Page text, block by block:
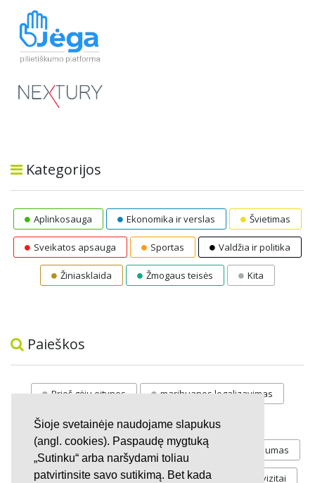
Šioje svetainėje naudojame slapukus
(angl. cookies). Paspaudę mygtuką
„Sutinku“ arba naršydami toliau
patvirtinsite savo sutikimą. Bet kada
Kategorijos
Aplinkosauga Ekonomika ir verslas Švietimas
Sveikatos apsauga Sportas Valdžia ir politika
Žiniasklaida Žmogaus teisės Kita
Paieškos
Prieš gėju eitynes marihuanos legalizavimas
STOP vaiku atemimas
Pilnos moksleivių vasaros atostogos referendumas
Keliu jaunystės Valandos Rekvizitai